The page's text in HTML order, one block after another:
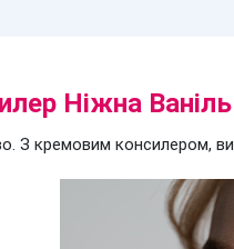
Ніжна
кремовим консилером, ви